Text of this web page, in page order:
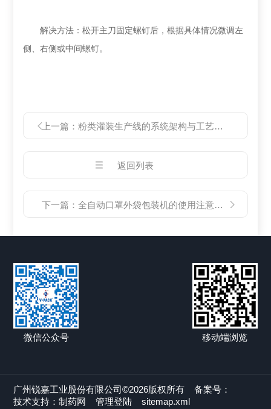
‌解决方法‌：松开主刀固定螺钉后，根据具体情况微调左
侧、右侧或中间螺钉‌。
上一篇：粉类灌装生产线的系统架构与工艺全流程
返回列表
下一篇：全自动口罩外袋包装机的使用注意事项
微信公众号 移动端浏览
广州锐嘉工业股份有限公司©2026版权所有备案号：
技术支持：制药网 管理登陆 sitemap.xml